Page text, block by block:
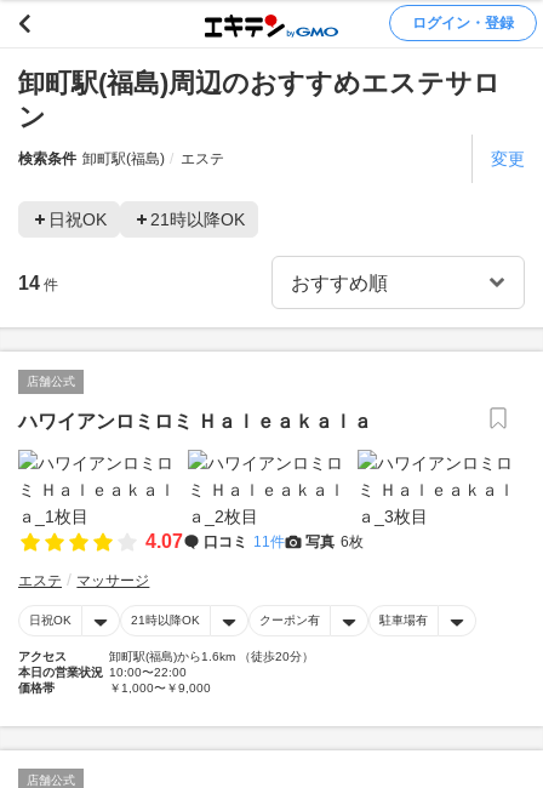
ログイン・登録
卸町駅(福島)周辺のおすすめエステサロ
ン
検索条件 卸町駅(福島) エステ 変更
日祝OK 21時以降OK
14 件
店舗公式
ハワイアンロミロミ Ｈａｌｅａｋａｌａ
4.07 口コミ 11件 写真 6枚
エステ マッサージ
日祝OK 21時以降OK クーポン有 駐車場有
アクセス
卸町駅(福島)から1.6km （徒歩20分）
本日の営業状況 10:00〜22:00
価格帯
￥1,000〜￥9,000
店舗公式